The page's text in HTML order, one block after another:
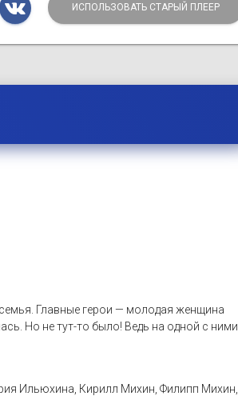
ИСПОЛЬЗОВАТЬ СТАРЫЙ ПЛЕЕР
Главные герои — молодая женщина
Но не тут-то было! Ведь на одной с ними
Ильюхина, Кирилл Михин, Филипп Михин,